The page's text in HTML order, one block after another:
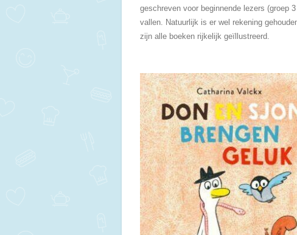
geschreven voor beginnende lezers (groep
vallen. Natuurlijk is er wel rekening
zijn alle boeken rijkelijk geïllustreerd.